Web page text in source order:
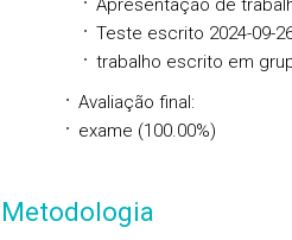
Apresentação de
Teste escrito 2024-09-
trabalho escrito em
Avaliação final:
exame (100.00%)
Metodologia